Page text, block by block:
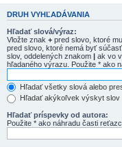
DRUH VYHĽADÁVANIA
Hľadať slová/výraz:
Vložte znak + pred slovo, ktoré
pred slovo, ktoré nemá byť
slov, oddelených znakom | ak vo
hľadaného výrazu. Použite * ako
Hľadať všetky slová alebo
Hľadať akýkoľvek výskyt slov
Hľadať príspevky od autora:
Použite * ako náhradu časti